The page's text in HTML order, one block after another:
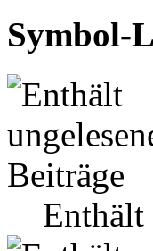
Symbol-
Enthält